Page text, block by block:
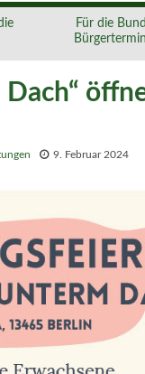
Für die
9. Februar 2024